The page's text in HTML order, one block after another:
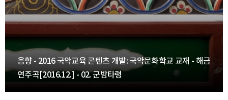
- 2016 국악교육 콘텐츠 개발: 국악문화학교 교재 - 해금
곡[2016.12.] - 02. 군밤타령